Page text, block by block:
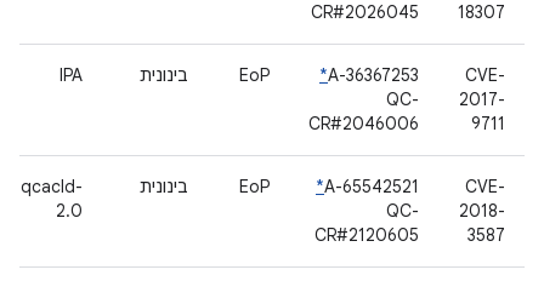
18307
CR#2026045
CVE-
2017-
9711
A-36367253
*
QC-
CR#2046006
EoP בינונית IPA
CVE-
2018-
3587
A-65542521
*
QC-
CR#2120605
EoP בינונית
qcacld-
2.0